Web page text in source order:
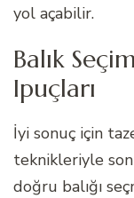
yol açabilir.
Balık
Ipuçları
İyi sonuç için
teknikleriyle
doğru balığı